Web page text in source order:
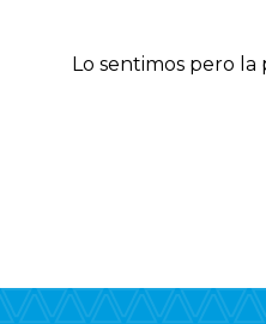
Lo sentimos pero